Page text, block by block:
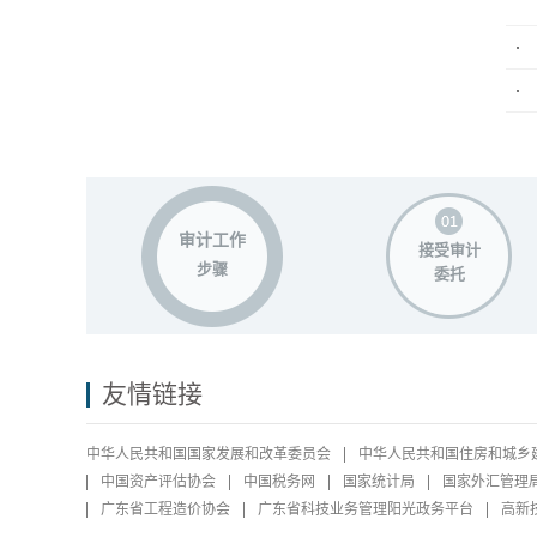
审计工作
步骤
接受审计
委托
友情链接
中华人民共和国国家发展和改革委员会 中华人民共和国住房和城乡
中国资产评估协会
中国税务网 国家统计局 国家外汇管理
广东省工程造价协会
广东省科技业务管理阳光政务平台 高新